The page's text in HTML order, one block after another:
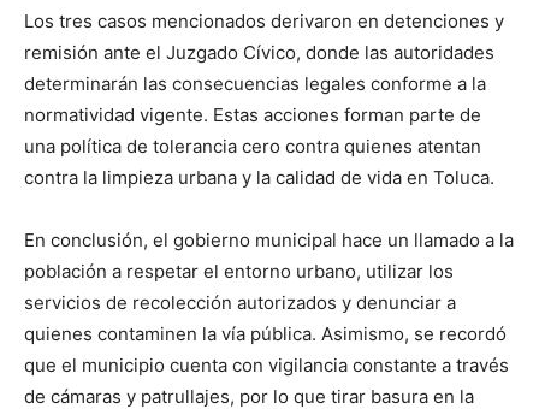
Los tres casos mencionados derivaron en detenciones y
remisión ante el Juzgado Cívico, donde las autoridades
determinarán las consecuencias legales conforme a la
normatividad vigente. Estas acciones forman parte de
una política de tolerancia cero contra quienes atentan
contra la limpieza urbana y la calidad de vida en Toluca.
En conclusión, el gobierno municipal hace un llamado a la
población a respetar el entorno urbano, utilizar los
servicios de recolección autorizados y denunciar a
quienes contaminen la vía pública. Asimismo, se recordó
que el municipio cuenta con vigilancia constante a través
de cámaras y patrullajes, por lo que tirar basura en la